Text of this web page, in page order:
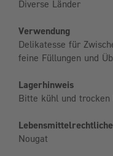
Diverse Länder
Verwendung
Delikatesse für
feine Füllungen und
Lagerhinweis
Bitte kühl und trocken
Nougat